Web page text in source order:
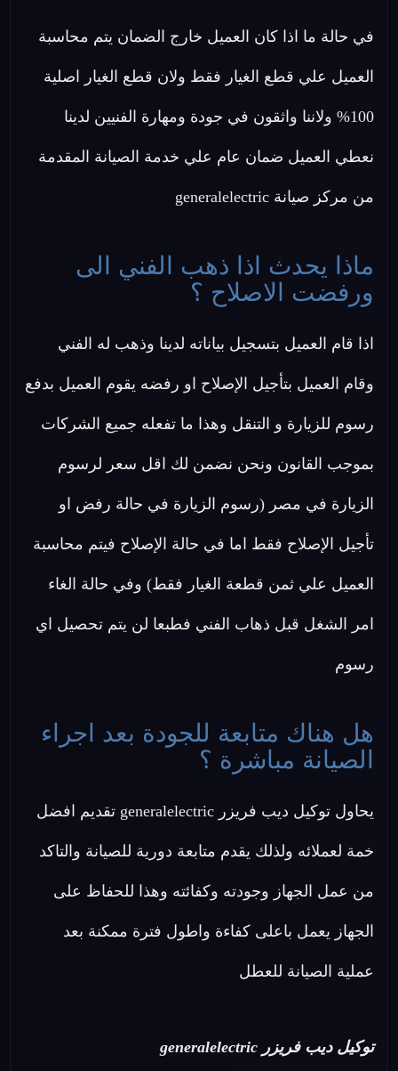
في حالة ما اذا كان العميل خارج الضمان يتم محاسبة
العميل علي قطع الغيار فقط ولان قطع الغيار اصلية
100% ولاننا واثقون في جودة ومهارة الفنيين لدينا
نعطي العميل ضمان عام علي خدمة الصيانة المقدمة
من مركز صيانة generalelectric
ماذا يحدث اذا ذهب الفني الى
ورفضت الاصلاح ؟
اذا قام العميل بتسجيل بياناته لدينا وذهب له الفني
وقام العميل بتأجيل الإصلاح او رفضه يقوم العميل بدفع
رسوم للزيارة و التنقل وهذا ما تفعله جميع الشركات
بموجب القانون ونحن نضمن لك اقل سعر لرسوم
الزيارة في مصر (رسوم الزيارة في حالة رفض او
تأجيل الإصلاح فقط اما في حالة الإصلاح فيتم محاسبة
العميل علي ثمن قطعة الغيار فقط) وفي حالة الغاء
امر الشغل قبل ذهاب الفني فطبعا لن يتم تحصيل اي
رسوم
هل هناك متابعة للجودة بعد اجراء
الصيانة مباشرة ؟
يحاول توكيل ديب فريزر generalelectric تقديم افضل
خمة لعملائه ولذلك يقدم متابعة دورية للصيانة والتاكد
من عمل الجهاز وجودته وكفائته وهذا للحفاظ على
الجهاز يعمل باعلى كفاءة واطول فترة ممكنة بعد
عملية الصيانة للعطل
توكيل ديب فريزر generalelectric